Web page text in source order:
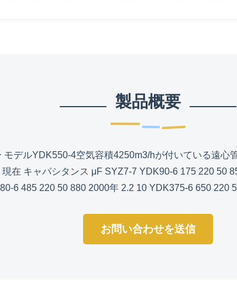
製品概要
デルYDK550-4空気容積4250m3/hが付いている遠心
在 キャパシタンス μF SYZ7-7 YDK90-6 175 220 50
6 485 220 50 880 2000年 2.2 10 YDK375-6 650 220
お問い合わせを送信